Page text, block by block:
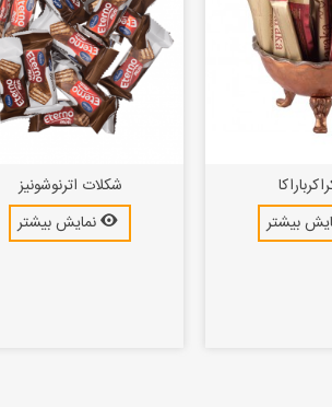
شکلات اترنوشونیز
نمایش بیشتر
بیشتر